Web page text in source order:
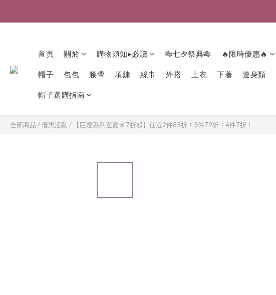
首頁 關於 購物須知▸必讀 🎋七夕祭典🎋 🔥限時優惠🔥
帽子 包包 腰帶 項鍊 絲巾 外搭 上衣 下著 連身類
帽子選購指南
全部商品 /優惠活動 / 【巨瘦系列迎夏☀️7折起】任選2件85折！3件79折！4件7折！